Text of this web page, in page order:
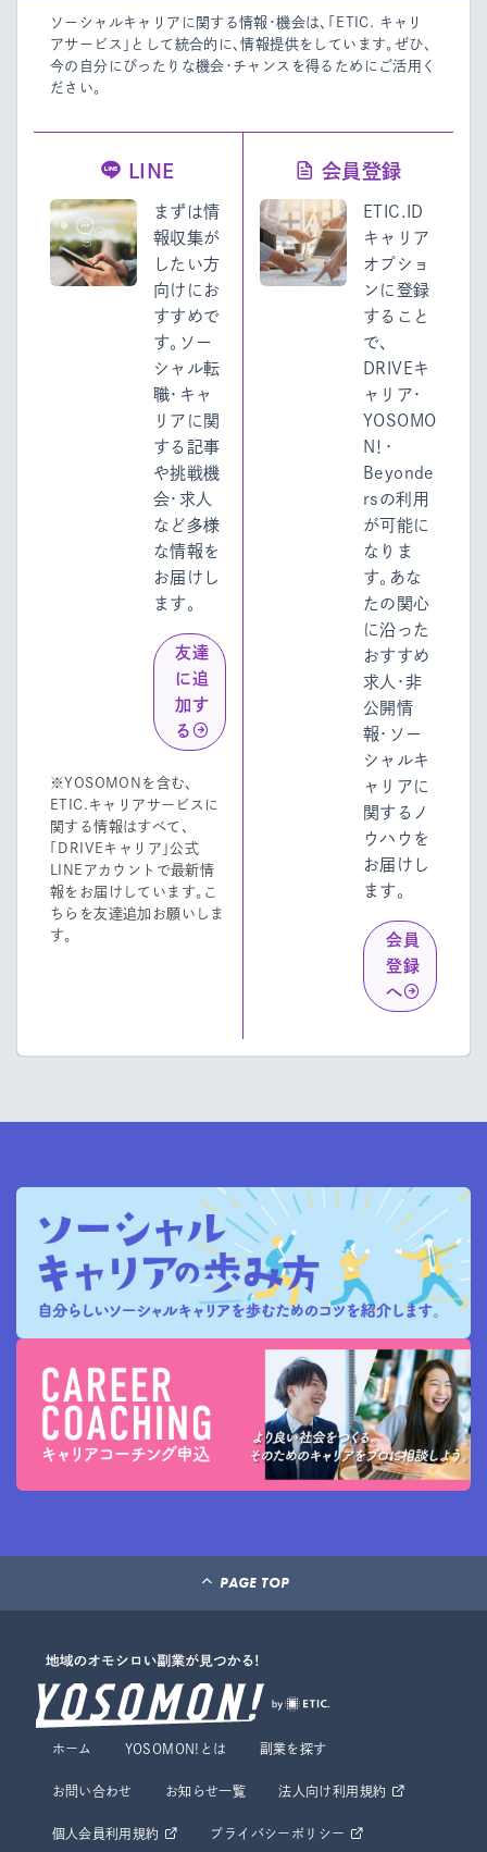
ソーシャルキャリアに関する情報・機会は、「ETIC. キャリ
アサービス」として統合的に、情報提供をしています。 ぜひ、
今の自分にぴったりな機会・チャンスを得るためにご活用く
ださい。
LINE
まずは情
報収集が
したい方
向けにお
すすめで
す。ソー
シャル転
職・キャ
リアに関
する記事
や挑戦機
会・求人
など多様
な情報を
お届けし
ます。
友達
に追
加す
る
※YOSOMONを含む、
ETIC.キャリアサービスに
関する情報はすべて、
「DRIVEキャリア」公式
LINEアカウントで最新情
報をお届けしています。こ
ちらを友達追加お願いしま
す。
会員登録
ETIC.ID
キャリア
オプショ
ンに登録
すること
で、
DRIVEキ
ャリア・
YOSOMO
N！・
Beyonde
rsの利用
が可能に
なりま
す。あな
たの関心
に沿った
おすすめ
求人・非
公開情
報・ソー
シャルキ
ャリアに
関するノ
ウハウを
お届けし
ます。
会員
登録
へ
PAGE TOP
ホーム YOSOMON!とは 副業を探す
お問い合わせ お知らせ一覧 法人向け利用規約
個人会員利用規約 プライバシーポリシー